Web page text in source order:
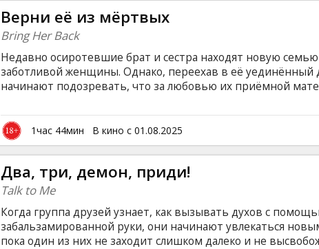
Верни её из мёртвых
Bring Her Back
Недавно осиротевшие брат и сестра находят новую
заботливой женщины. Однако, переехав в её уединённый
начинают подозревать, что за любовью их приёмной
русском языках.
1час 44мин В кино с 01.08.2025
Два, три, демон, приди!
Talk to Me
Когда группа друзей узнает, как вызывать духов с
забальзамированной руки, они начинают увлекаться
пока один из них не заходит слишком далеко и не